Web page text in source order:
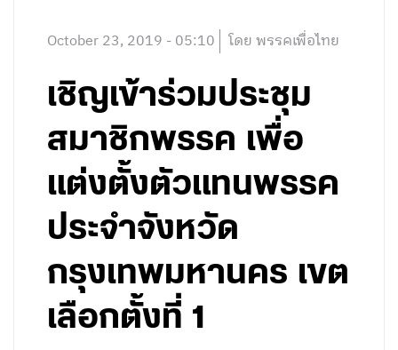
October 23, 2019 - 05:10 โดย พรรคเพื่อไทย
เชิญเข้าร่วมประชุม
สมาชิกพรรค เพื่อ
แต่งตั้งตัวแทนพรรค
ประจำจังหวัด
กรุงเทพมหานคร เขต
เลือกตั้งที่ 1